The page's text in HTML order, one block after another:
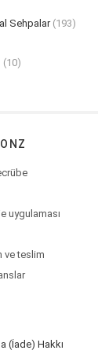
Sehpalar (193)
(10)
uygulaması
ve teslim
(İade) Hakkı